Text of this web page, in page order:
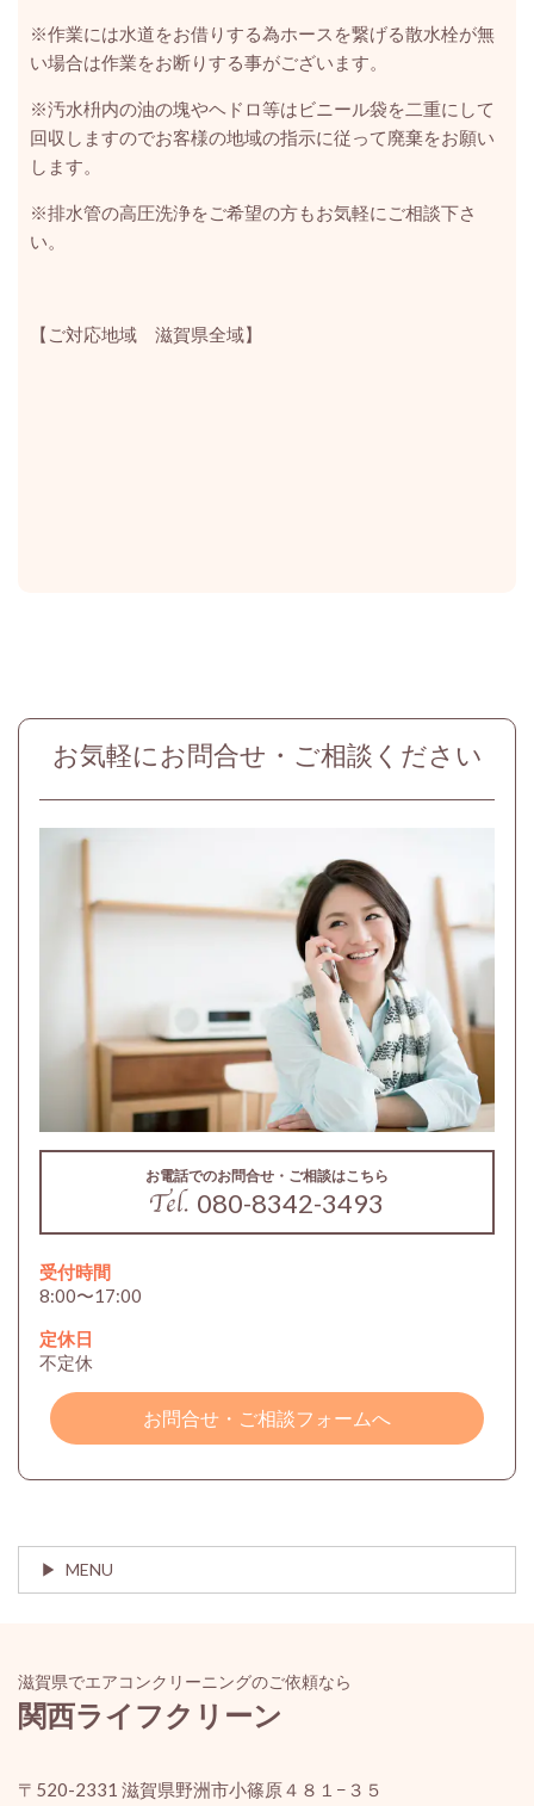
※作業には水道をお借りする為ホースを繋げる散水栓が無
い場合は作業をお断りする事がございます。
※汚水枡内の油の塊やヘドロ等はビニール袋を二重にして
回収しますのでお客様の地域の指示に従って廃棄をお願い
します。
※排水管の高圧洗浄をご希望の方もお気軽にご相談下さ
い。
【ご対応地域 滋賀県全域】
お気軽にお問合せ・ご相談ください
お電話でのお問合せ・ご相談はこちら
080-8342-3493
受付時間
8:00〜17:00
定休日
不定休
お問合せ・ご相談フォームへ
MENU
滋賀県でエアコンクリーニングのご依頼なら
関西ライフクリーン
〒520-2331 滋賀県野洲市小篠原４８１−３５